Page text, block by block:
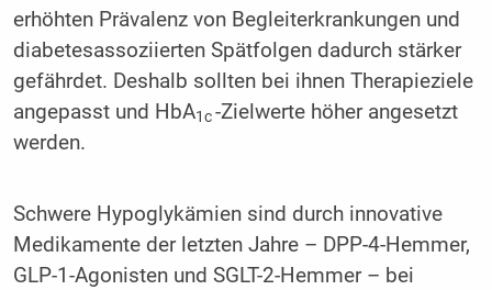
erhöhten Prävalenz von Begleiterkrankungen und
diabetesassoziierten Spätfolgen dadurch stärker
gefährdet. Deshalb sollten bei ihnen Therapieziele
angepasst und HbA1c-Zielwerte höher angesetzt
werden.
Schwere Hypoglykämien sind durch innovative
Medikamente der letzten Jahre – DPP-4-Hemmer,
GLP-1-Agonisten und SGLT-2-Hemmer – bei